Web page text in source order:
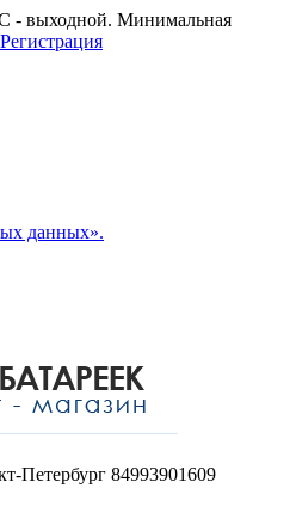
- выходной. Минимальная
Регистрация
данных».
Петербург 84993901609